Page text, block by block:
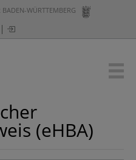
WÜRTTEMBERG
(eHBA)